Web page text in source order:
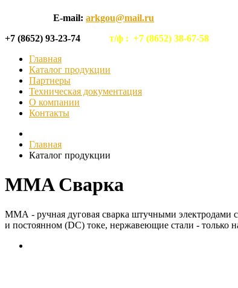
E-mail: arkgou@mail.ru
+7 (8652) 93-23-74 т/ф : +7 (8652) 38-67-58
Главная
Каталог продукции
Партнеры
Техническая документация
О компании
Контакты
Главная
Каталог продукции
MMA Сварка
ММА - ручная дуговая сварка штучными электродами
и постоянном (DC) токе, нержавеющие стали - только